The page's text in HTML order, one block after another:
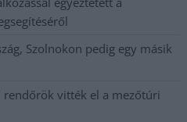
Szolnokon pedig egy másik
rendőrök vitték el a mezőtúri